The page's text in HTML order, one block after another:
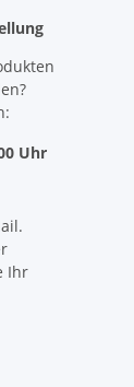
Uhr
Ihr